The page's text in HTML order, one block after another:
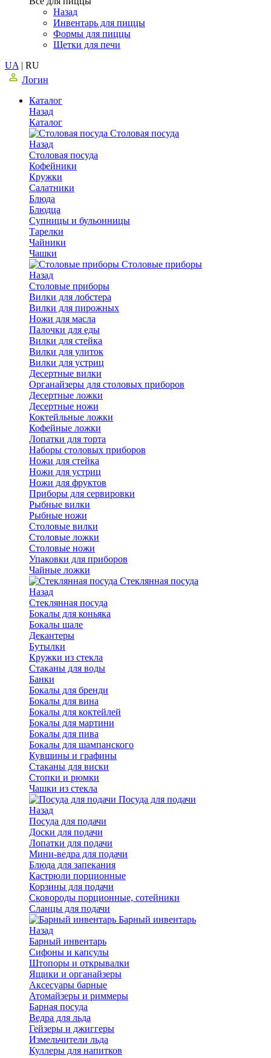
Назад
Инвентарь для пиццы
Формы для пиццы
Щетки для печи
UA | RU
Логин
Каталог
Назад
Каталог
Столовая посуда
Назад
Столовая посуда
Кофейники
Кружки
Салатники
Блюда
Блюдца
Супницы и бульонницы
Тарелки
Чайники
Чашки
Cтоловые приборы
Назад
Cтоловые приборы
Вилки для лобстера
Вилки для пирожных
Ножи для масла
Палочки для еды
Вилки для стейка
Вилки для улиток
Вилки для устриц
Десертные вилки
Органайзеры для столовых приборов
Десертные ложки
Десертные ножи
Коктейльные ложки
Кофейные ложки
Лопатки для торта
Наборы столовых приборов
Ножи для стейка
Ножи для устриц
Ножи для фруктов
Приборы для сервировки
Рыбные вилки
Рыбные ножи
Столовые вилки
Столовые ложки
Столовые ножи
Упаковки для приборов
Чайные ложки
Стеклянная посуда
Назад
Стеклянная посуда
Бокалы для коньяка
Бокалы шале
Декантеры
Бутылки
Кружки из стекла
Стаканы для воды
Банки
Бокалы для бренди
Бокалы для вина
Бокалы для коктейлей
Бокалы для мартини
Бокалы для пива
Бокалы для шампанского
Кувшины и графины
Стаканы для виски
Стопки и рюмки
Чашки из стекла
Посуда для подачи
Назад
Посуда для подачи
Доски для подачи
Лопатки для подачи
Мини-ведра для подачи
Блюда для запекания
Кастрюли порционные
Корзины для подачи
Сковороды порционные, сотейники
Сланцы для подачи
Барный инвентарь
Назад
Барный инвентарь
Сифоны и капсулы
Штопоры и открывалки
Ящики и органайзеры
Аксесуары барные
Атомайзеры и риммеры
Барная посуда
Ведра для льда
Гейзеры и джиггеры
Измельчители льда
Куллеры для напитков